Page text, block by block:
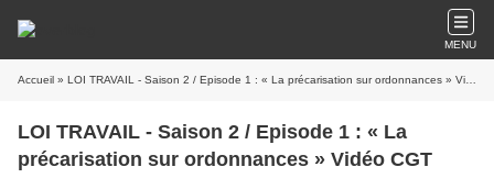
MENU
Accueil » LOI TRAVAIL - Saison 2 / Episode 1 : « La précarisation sur ordonnances » Vidéo CGT
LOI TRAVAIL - Saison 2 / Episode 1 : « La
précarisation sur ordonnances » Vidéo CGT